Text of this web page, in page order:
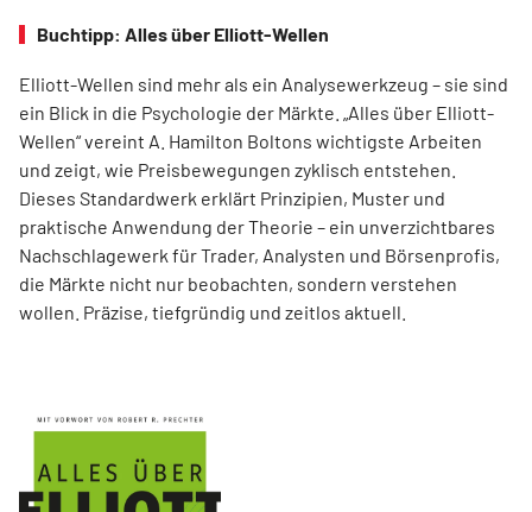
Buchtipp: Alles über Elliott-Wellen
Elliott-Wellen sind mehr als ein Analysewerkzeug – sie sind
ein Blick in die Psychologie der Märkte. „Alles über Elliott-
Wellen“ vereint A. Hamilton Boltons wichtigste Arbeiten
und zeigt, wie Preisbewegungen zyklisch entstehen.
Dieses Standardwerk erklärt Prinzipien, Muster und
praktische Anwendung der Theorie – ein unverzichtbares
Nachschlagewerk für Trader, Analysten und Börsenprofis,
die Märkte nicht nur beobachten, sondern verstehen
wollen. Präzise, tiefgründig und zeitlos aktuell.